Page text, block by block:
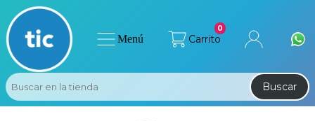
Carrito
0
Buscar
Menú